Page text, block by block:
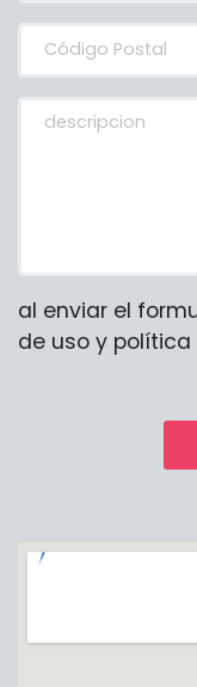
al enviar el
de uso y